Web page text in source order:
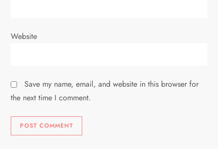
Website
Save my name, email, and website in this browser for
the next time I comment.